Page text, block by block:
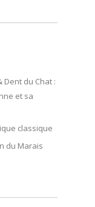
Dent du Chat :
et sa
classique
du Marais